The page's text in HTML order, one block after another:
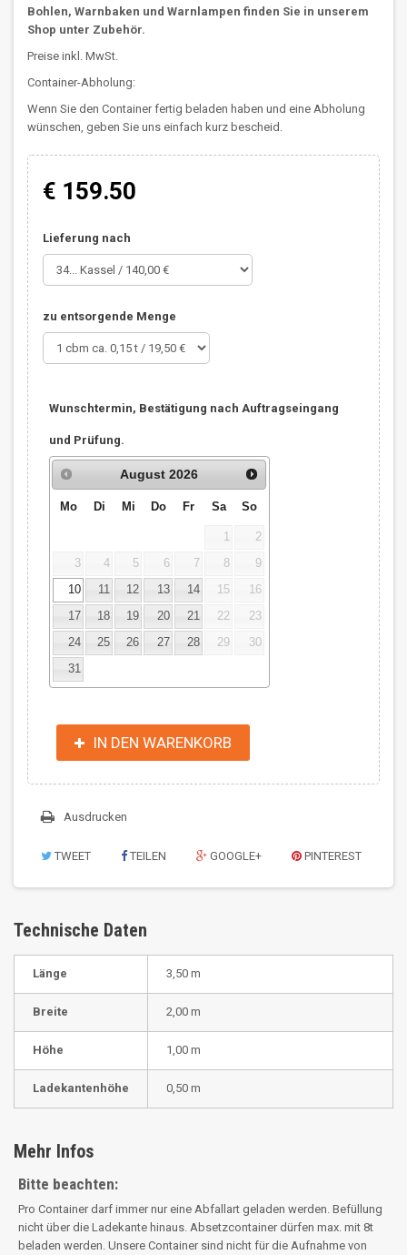
Bohlen, Warnbaken und Warnlampen finden Sie in unserem
Shop unter Zubehör.
Preise inkl. MwSt.
Container-Abholung:
Wenn Sie den Container fertig beladen haben und eine Abholung
wünschen, geben Sie uns einfach kurz bescheid.
€ 159.50
Lieferung nach
zu entsorgende Menge
Wunschtermin, Bestätigung nach Auftragseingang
und Prüfung.
August 2026
Mo Di Mi Do Fr Sa So
1
2
3
4 5 6 7 8
9
10
11 12 13 14 15
16
17
18 19 20 21 22
23
24
25 26 27 28 29
30
31
IN DEN WARENKORB
Ausdrucken
TWEET TEILEN GOOGLE+ PINTEREST
Technische Daten
Länge 3,50 m
Breite 2,00 m
Höhe 1,00 m
Ladekantenhöhe 0,50 m
Mehr Infos
Bitte beachten:
Pro Container darf immer nur eine Abfallart geladen werden. Befüllung
nicht über die Ladekante hinaus. Absetzcontainer dürfen max. mit 8t
beladen werden. Unsere Container sind nicht für die Aufnahme von